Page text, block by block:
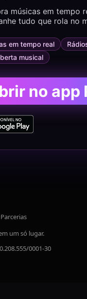
músicas em tempo
tudo que rola no
em tempo real
musical
no app
Parcerias
um só lugar.
0001-30